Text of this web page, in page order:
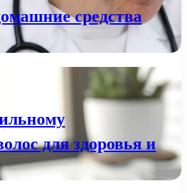
средства
для здоровья и